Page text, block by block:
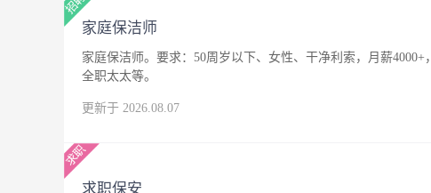
家庭保洁师
家庭保洁师。要求：50周岁以下、女性、干净利索，月薪
全职太太等。
更新于 2026.08.07
求职保安